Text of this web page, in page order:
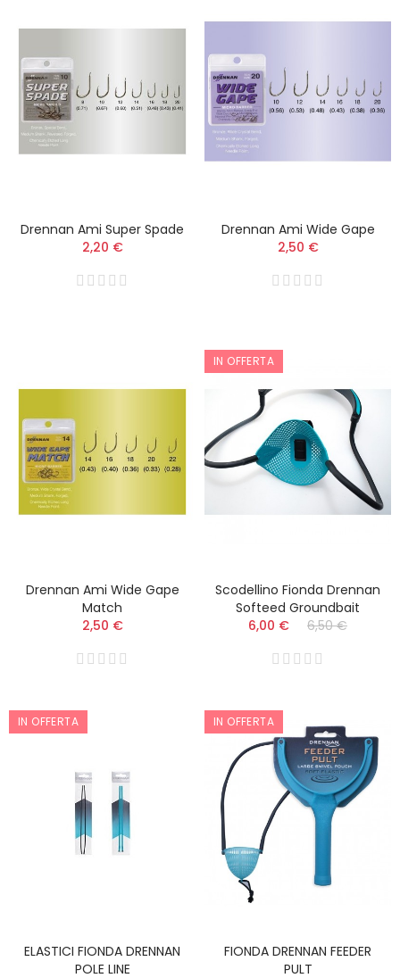
Drennan Ami Super Spade
2,20 €
Drennan Ami Wide Gape
2,50 €
Drennan Ami Wide Gape
Match
2,50 €
IN OFFERTA
Scodellino Fionda Drennan
Softeed Groundbait
6,00 €
6,50 €
IN OFFERTA
ELASTICI FIONDA DRENNAN
POLE LINE
IN OFFERTA
FIONDA DRENNAN FEEDER
PULT